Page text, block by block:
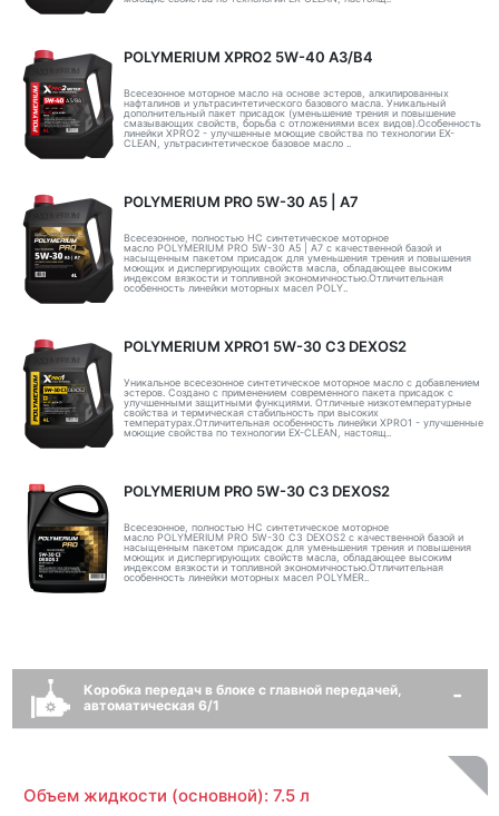
POLYMERIUM XPRO2 5W-40 A3/B4
Всесезонное моторное масло на основе эстеров, алкилированных
нафталинов и ультрасинтетического базового масла. Уникальный
дополнительный пакет присадок (уменьшение трения и повышение
смазывающих свойств, борьба с отложениями всех видов).Особенность
линейки XPRO2 - улучшенные моющие свойства по технологии EX-
CLEAN, ультрасинтетическое базовое масло ..
POLYMERIUM PRO 5W-30 A5 | А7
Всесезонное, полностью HC синтетическое моторное
масло POLYMERIUM PRO 5W-30 A5 | А7 с качественной базой и
насыщенным пакетом присадок для уменьшения трения и повышения
моющих и диспергирующих свойств масла, обладающее высоким
индексом вязкости и топливной экономичностью.Отличительная
особенность линейки моторных масел POLY..
POLYMERIUM XPRO1 5W-30 C3 DEXOS2
Уникальное всесезонное синтетическое моторное масло с добавлением
эстеров. Создано с применением современного пакета присадок с
улучшенными защитными функциями. Отличные низкотемпературные
свойства и термическая стабильность при высоких
температурах.Отличительная особенность линейки XPRO1 - улучшенные
моющие свойства по технологии EX-CLEAN, настоящ..
POLYMERIUM PRO 5W-30 C3 DEXOS2
Всесезонное, полностью HC синтетическое моторное
масло POLYMERIUM PRO 5W-30 C3 DEXOS2 с качественной базой и
насыщенным пакетом присадок для уменьшения трения и повышения
моющих и диспергирующих свойств масла, обладающее высоким
индексом вязкости и топливной экономичностью.Отличительная
особенность линейки моторных масел POLYMER..
Коробка передач в блоке с главной передачей,
автоматическая 6/1
Объем жидкости (основной): 7.5 л